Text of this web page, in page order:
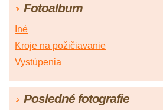
Fotoalbum
Iné
Kroje na požičiavanie
Vystúpenia
Posledné fotografie